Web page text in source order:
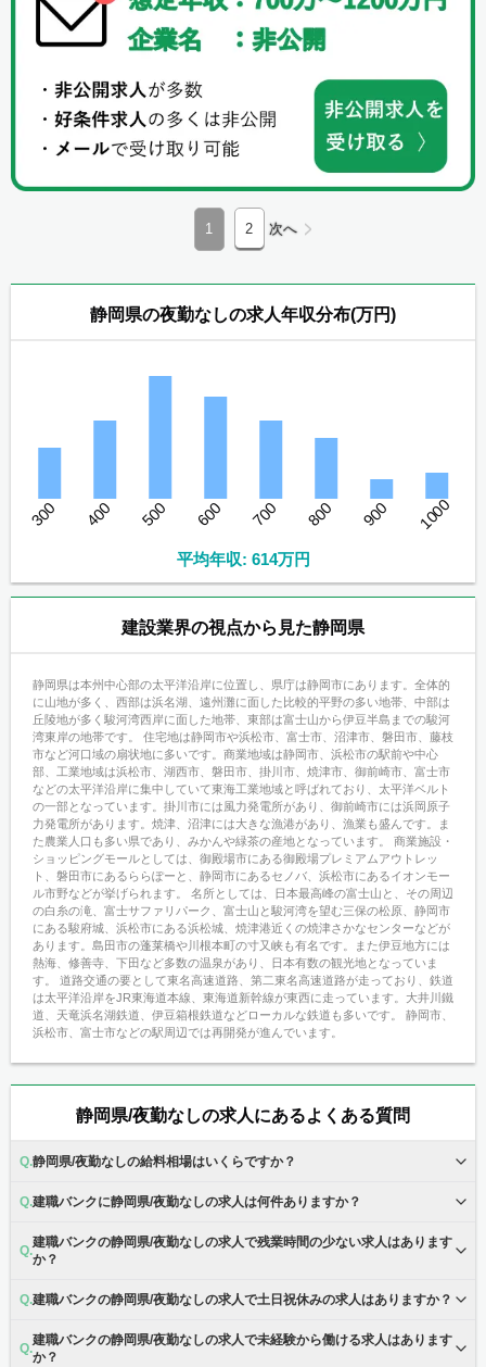
1 2 次へ
静岡県の夜勤なしの求人年収分布(万円)
300 400 500 600 700 800 900 1000
平均年収: 614万円
建設業界の視点から見た静岡県
静岡県は本州中心部の太平洋沿岸に位置し、県庁は静岡市にあります。全体的
に山地が多く、西部は浜名湖、遠州灘に面した比較的平野の多い地帯、中部は
丘陵地が多く駿河湾西岸に面した地帯、東部は富士山から伊豆半島までの駿河
湾東岸の地帯です。 住宅地は静岡市や浜松市、富士市、沼津市、磐田市、藤枝
市など河口域の扇状地に多いです。商業地域は静岡市、浜松市の駅前や中心
部、工業地域は浜松市、湖西市、磐田市、掛川市、焼津市、御前崎市、富士市
などの太平洋沿岸に集中していて東海工業地域と呼ばれており、太平洋ベルト
の一部となっています。掛川市には風力発電所があり、御前崎市には浜岡原子
力発電所があります。焼津、沼津には大きな漁港があり、漁業も盛んです。ま
た農業人口も多い県であり、みかんや緑茶の産地となっています。 商業施設・
ショッピングモールとしては、御殿場市にある御殿場プレミアムアウトレッ
ト、磐田市にあるららぽーと、静岡市にあるセノバ、浜松市にあるイオンモー
ル市野などが挙げられます。 名所としては、日本最高峰の富士山と、その周辺
の白糸の滝、富士サファリパーク、富士山と駿河湾を望む三保の松原、静岡市
にある駿府城、浜松市にある浜松城、焼津港近くの焼津さかなセンターなどが
あります。島田市の蓬莱橋や川根本町の寸又峡も有名です。また伊豆地方には
熱海、修善寺、下田など多数の温泉があり、日本有数の観光地となっていま
す。 道路交通の要として東名高速道路、第二東名高速道路が走っており、鉄道
は太平洋沿岸をJR東海道本線、東海道新幹線が東西に走っています。大井川鐵
道、天竜浜名湖鉄道、伊豆箱根鉄道などローカルな鉄道も多いです。 静岡市、
浜松市、富士市などの駅周辺では再開発が進んでいます。
静岡県/夜勤なしの求人にあるよくある質問
静岡県/夜勤なしの給料相場はいくらですか？
建職バンクに静岡県/夜勤なしの求人は何件ありますか？
建職バンクの静岡県/夜勤なしの求人で残業時間の少ない求人はあります
か？
建職バンクの静岡県/夜勤なしの求人で土日祝休みの求人はありますか？
建職バンクの静岡県/夜勤なしの求人で未経験から働ける求人はあります
か？